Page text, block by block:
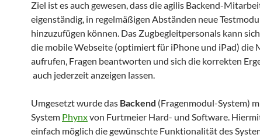
Ziel ist es auch gewesen, dass die agilis Backend-
eigenständig, in regelmäßigen Abständen neue
hinzuzufügen können. Das Zugbegleitpersonals kann
die mobile Webseite (optimiert für iPhone und iPad) die
aufrufen, Fragen beantworten und sich die korrekten
auch jederzeit anzeigen lassen.
Umgesetzt wurde das Backend (Fragenmodul-System)
System Phynxvon Furtmeier Hard- und Software.
einfach möglich die gewünschte Funktionalität des